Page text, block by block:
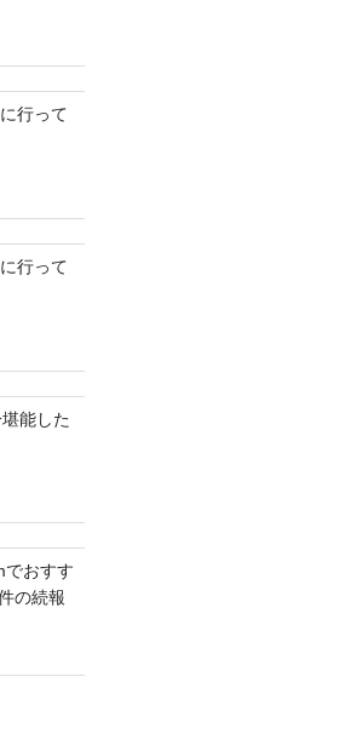
行って
行って
能した
でおすす
の続報